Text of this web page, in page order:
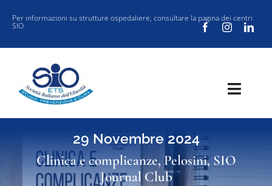
contenuto
Per informazioni su strutture ospedaliere, consultare la pagina dei centri
SIO
SOCIETÀ
CLINICA
VUOI ISCRIVERTI ALLA SIO?
29 Novembre 2024
Clinica e complicanze, Pelosini, SIO
Journal Club